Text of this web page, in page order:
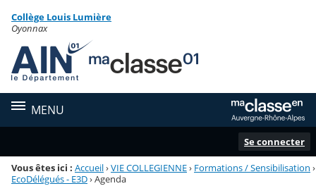
Menu de la rubrique
Contenu
Collège Louis Lumière
Oyonnax
MENU
Se connecter
Vous êtes ici : Accueil›VIE COLLEGIENNE› Formations / Sensibilisation ›
EcoDélégués - E3D›Agenda